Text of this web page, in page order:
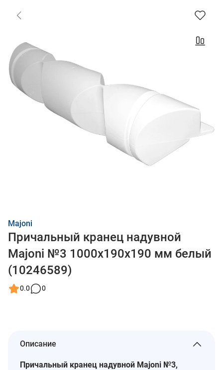
Majoni
Причальный кранец надувной
Majoni №3 1000х190х190 мм белый
(10246589)
0.0 0
Описание
Причальный кранец надувной Majoni №3,